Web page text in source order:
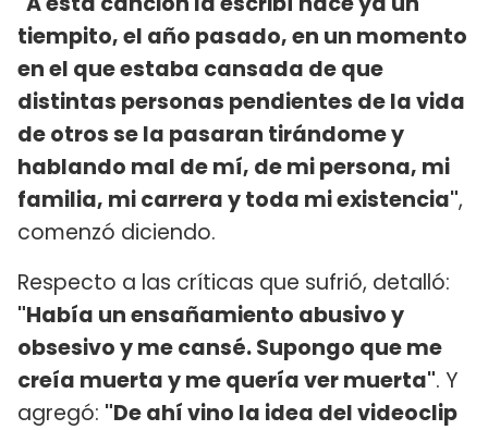
tiempito, el año pasado, en un momento
en el que estaba cansada de que
distintas personas pendientes de la vida
de otros se la pasaran tirándome y
hablando mal de mí, de mi persona, mi
familia, mi carrera y toda mi existencia",
comenzó diciendo.
Respecto a las críticas que sufrió, detalló:
"Había un ensañamiento abusivo y
obsesivo y me cansé. Supongo que me
creía muerta y me quería ver muerta". Y
agregó: "De ahí vino la idea del videoclip